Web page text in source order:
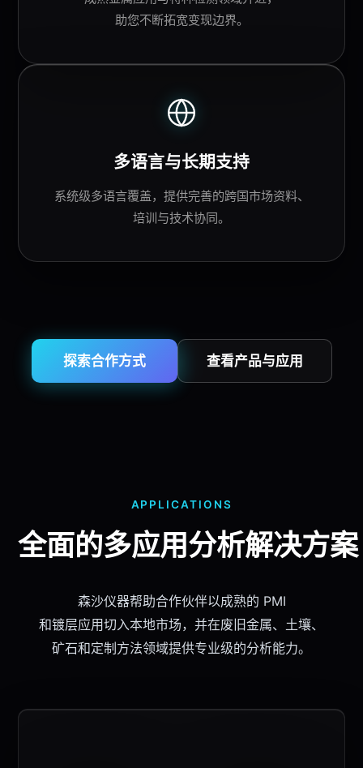
助您不断拓宽变现边界。
多语言与长期支持
系统级多语言覆盖，提供完善的跨国市场资料、
培训与技术协同。
探索合作方式 查看产品与应用
APPLICATIONS
全面的多应用分析解决方案
森沙仪器帮助合作伙伴以成熟的 PMI
和镀层应用切入本地市场，并在废旧金属、土壤、
矿石和定制方法领域提供专业级的分析能力。